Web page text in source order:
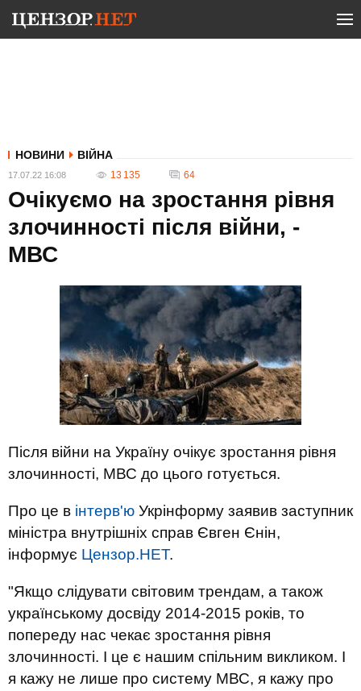
НОВИНИ ВІЙНА
17.07.22 16:08 13 135 64
Очікуємо на зростання рівня
злочинності після війни, -
МВС
Після війни на Україну очікує зростання рівня
злочинності, МВС до цього готується.
Про це в інтерв'ю Укрінформу заявив заступник
міністра внутрішніх справ Євген Єнін,
інформує Цензор.НЕТ.
"Якщо слідувати світовим трендам, а також
українському досвіду 2014-2015 років, то
попереду нас чекає зростання рівня
злочинності. І це є нашим спільним викликом. І
я кажу не лише про систему МВС, я кажу про